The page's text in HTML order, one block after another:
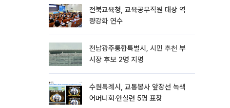
전북교육청, 교육공무직원 대상 역
량강화 연수
전남광주통합특별시, 시민 추천 부
시장 후보 2명 지명
수원특례시, 교통봉사 앞장선 녹색
어머니회·안실련 5명 표창